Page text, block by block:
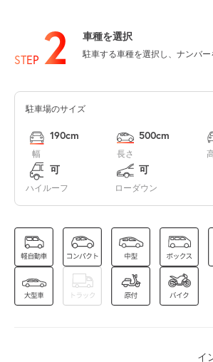
8月15日 (土) ¥870
8月16日 (日) ¥870
空き1
8月17日 (月) ¥870
8月18日 (火)
8:30～
¥870
空き1
空き1
STEP 2 車種を選択
駐車する車種を選択し、ナンバー
駐車場のサイズ
幅
190cm
長さ
500cm
ハイルーフ
可
ローダウン
可
イ